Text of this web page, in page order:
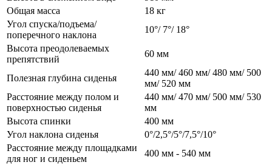
Общая масса
18 кг
Угол спуска/подъема/
поперечного наклона
10°/ 7°/ 18°
Высота преодолеваемых
препятствий
60 мм
Полезная глубина сиденья
440 мм/ 460 мм/ 480 мм/ 500
мм/ 520 мм
Расстояние между полом и
поверхностью сиденья
440 мм/ 470 мм/ 500 мм/ 530
мм
Высота спинки
400 мм
Угол наклона сиденья
0°/2,5°/5°/7,5°/10°
Расстояние между площадками
для ног и сиденьем
400 мм - 540 мм